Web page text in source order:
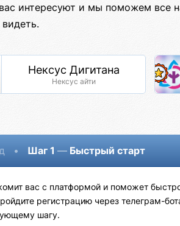
интересуют и мы поможем все
Нексус Дигитана
Нексус айти
• Шаг 1 — Быстрый старт
вас с платформой и поможет
регистрацию через телеграм-
шагу.